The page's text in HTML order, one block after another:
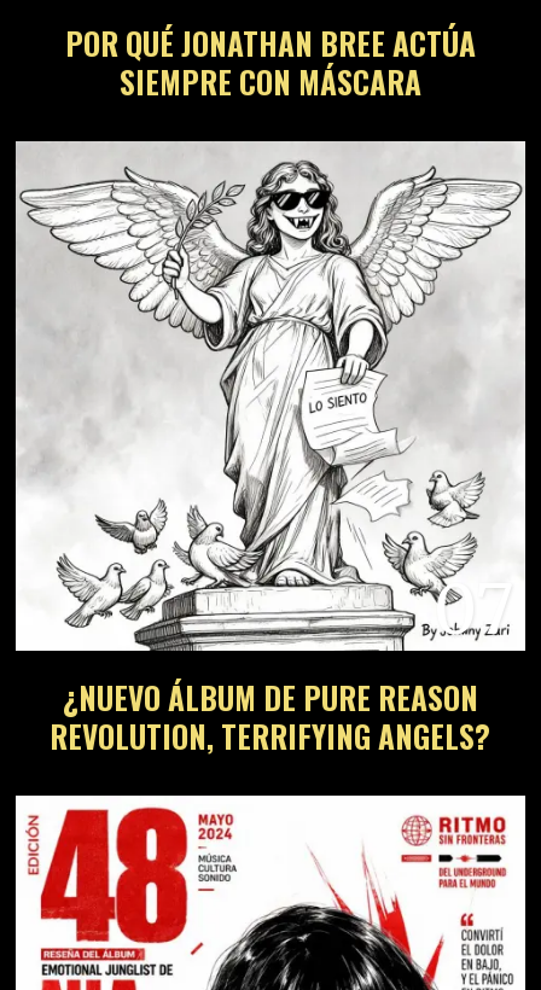
POR QUÉ JONATHAN BREE ACTÚA
SIEMPRE CON MÁSCARA
07
¿NUEVO ÁLBUM DE PURE REASON
REVOLUTION, TERRIFYING ANGELS?